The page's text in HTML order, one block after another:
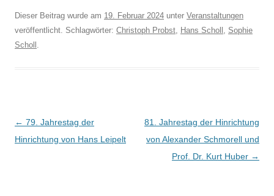
Dieser Beitrag wurde am 19. Februar 2024 unter Veranstaltungen
veröffentlicht. Schlagwörter: Christoph Probst, Hans Scholl , Sophie
Scholl .
Beitragsnavigation
← 79. Jahrestag der
Hinrichtung von Hans Leipelt
81. Jahrestag der Hinrichtung
von Alexander Schmorell und
Prof. Dr. Kurt Huber →